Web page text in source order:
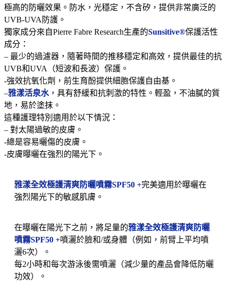
極高的防曬效果。防水，光穩定，不含矽，提供非​​常廣泛的
UVB-UVA防護。
獨家成分來自Pierre Fabre Research生產的Sunsitive®保護活性
成分：
– 最少的過濾器，隨著時間的推移穩定和高效，提供最佳的抗
UVB和UVA（短波和長波）保護。
-強效抗氧化劑，前生育酚提供細胞保護自由基。
–雅漾活泉水，具有舒緩和抗刺激的特性。輕盈，不油膩的質
地，易於塗抹。
這種護理特別適用於以下情況：
– 對太陽過敏的皮膚。
-總是容易曬傷的皮膚。
-皮膚曝曬在強烈的陽光下。
雅漾全效極護清爽防曬噴霧SPF50 +完美適用於曝曬在
強烈陽光下的敏感肌膚。
在曝曬在陽光下之前，將足量的雅漾全效極護清爽防曬
噴霧SPF50 +噴灑於臉和/或身體（例如，前臂上平均噴
灑6次）。
每2小時和每次游泳後需噴灑（減少量的產品會降低防曬
功效）。